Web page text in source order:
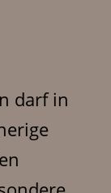
darf in